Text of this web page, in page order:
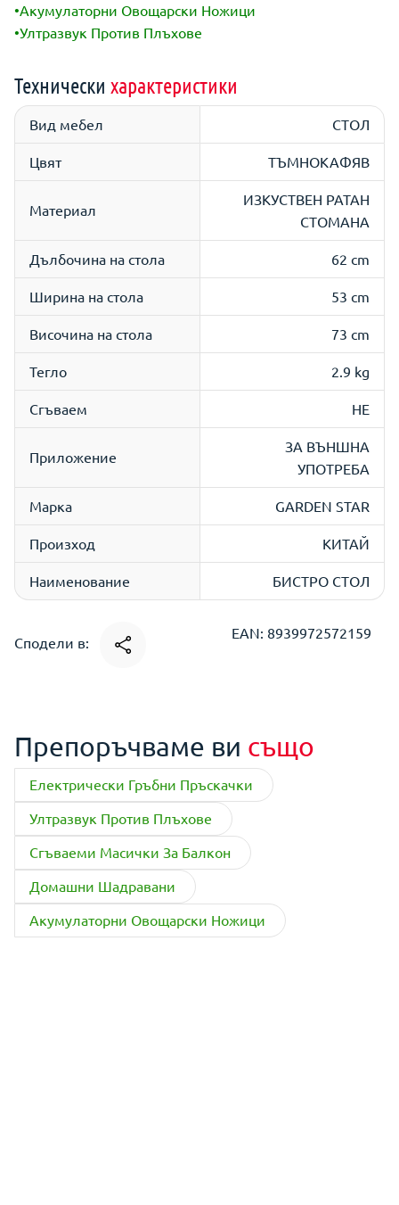
•Акумулаторни Овощарски Ножици
•Ултразвук Против Плъхове
Технически характеристики
Вид мебел СТОЛ
Цвят ТЪМНОКАФЯВ
Материал
ИЗКУСТВЕН РАТАН
СТОМАНА
Дълбочина на стола 62 cm
Ширина на стола 53 cm
Височина на стола 73 cm
Тегло 2.9 kg
Сгъваем НЕ
Приложение
ЗА ВЪНШНА
УПОТРЕБА
Марка GARDEN STAR
Произход КИТАЙ
Наименование БИСТРО СТОЛ
Сподели в:
EAN: 8939972572159
Препоръчваме ви също
Електрически Гръбни Пръскачки
Ултразвук Против Плъхове
Сгъваеми Масички За Балкон
Домашни Шадравани
Акумулаторни Овощарски Ножици